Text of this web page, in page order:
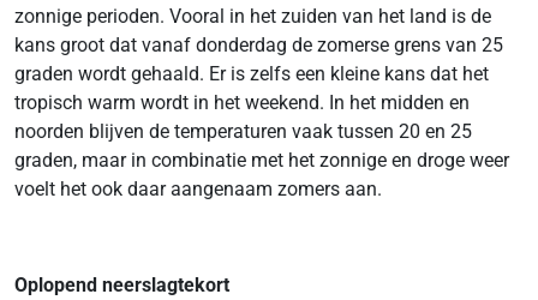
zonnige perioden. Vooral in het zuiden van het land is de
kans groot dat vanaf donderdag de zomerse grens van 25
graden wordt gehaald. Er is zelfs een kleine kans dat het
tropisch warm wordt in het weekend. In het midden en
noorden blijven de temperaturen vaak tussen 20 en 25
graden, maar in combinatie met het zonnige en droge weer
voelt het ook daar aangenaam zomers aan.
Oplopend neerslagtekort